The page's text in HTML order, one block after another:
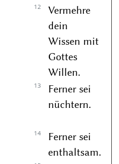
12
Vermehre
dein
Wissen mit
Gottes
Willen.
13
Ferner sei
nüchtern.
14
Ferner sei
enthaltsam.